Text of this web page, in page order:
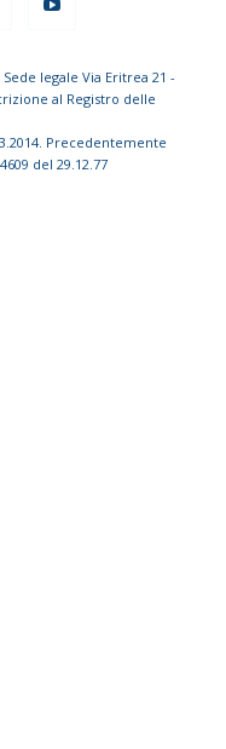
legale Via Eritrea 21 -
al Registro delle
Precedentemente
del 29.12.77